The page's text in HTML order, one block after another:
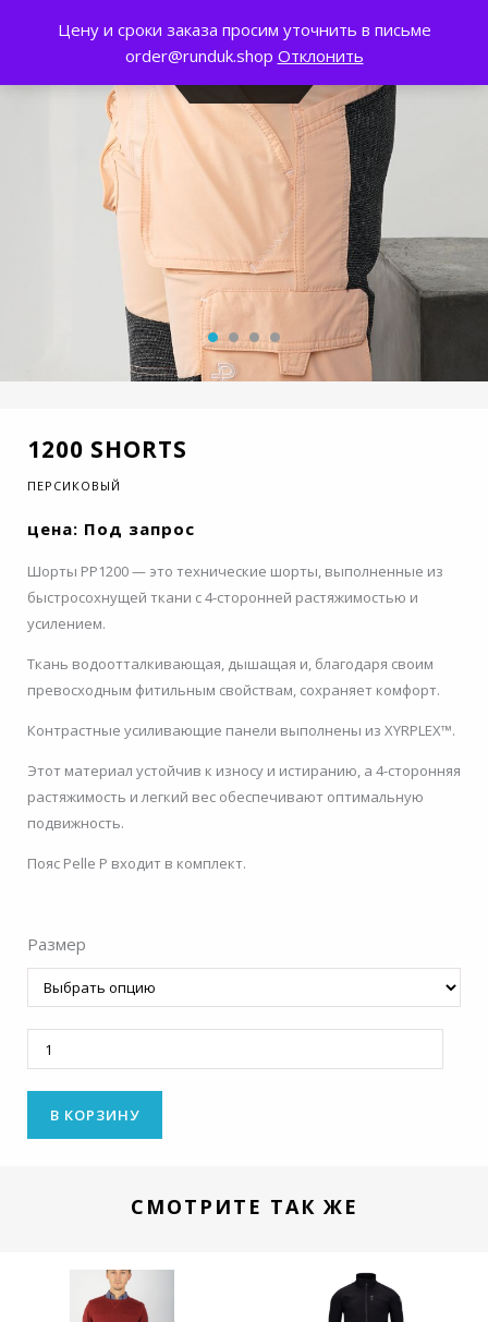
0
1200 SHORTS
ПЕРСИКОВЫЙ
цена: Под запрос
Шорты PP1200 — это технические шорты, выполненные из
быстросохнущей ткани с 4-сторонней растяжимостью и
усилением.
Ткань водоотталкивающая, дышащая и, благодаря своим
превосходным фитильным свойствам, сохраняет комфорт.
Контрастные усиливающие панели выполнены из XYRPLEX™.
Этот материал устойчив к износу и истиранию, а 4-сторонняя
растяжимость и легкий вес обеспечивают оптимальную
подвижность.
Пояс Pelle P входит в комплект.
Размер
Количество
В КОРЗИНУ
СМОТРИТЕ ТАК ЖЕ
Цену и сроки заказа просим уточнить в письме
order@runduk.shop Отклонить